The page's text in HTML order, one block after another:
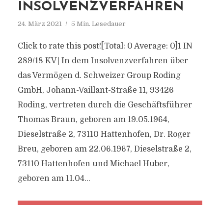
INSOLVENZVERFAHREN
24. März 2021 5 Min. Lesedauer
Click to rate this post![Total: 0 Average: 0]1 IN
289/18 KV | In dem Insolvenzverfahren über
das Vermögen d. Schweizer Group Roding
GmbH, Johann-Vaillant-Straße 11, 93426
Roding, vertreten durch die Geschäftsführer
Thomas Braun, geboren am 19.05.1964,
Dieselstraße 2, 73110 Hattenhofen, Dr. Roger
Breu, geboren am 22.06.1967, Dieselstraße 2,
73110 Hattenhofen und Michael Huber,
geboren am 11.04...